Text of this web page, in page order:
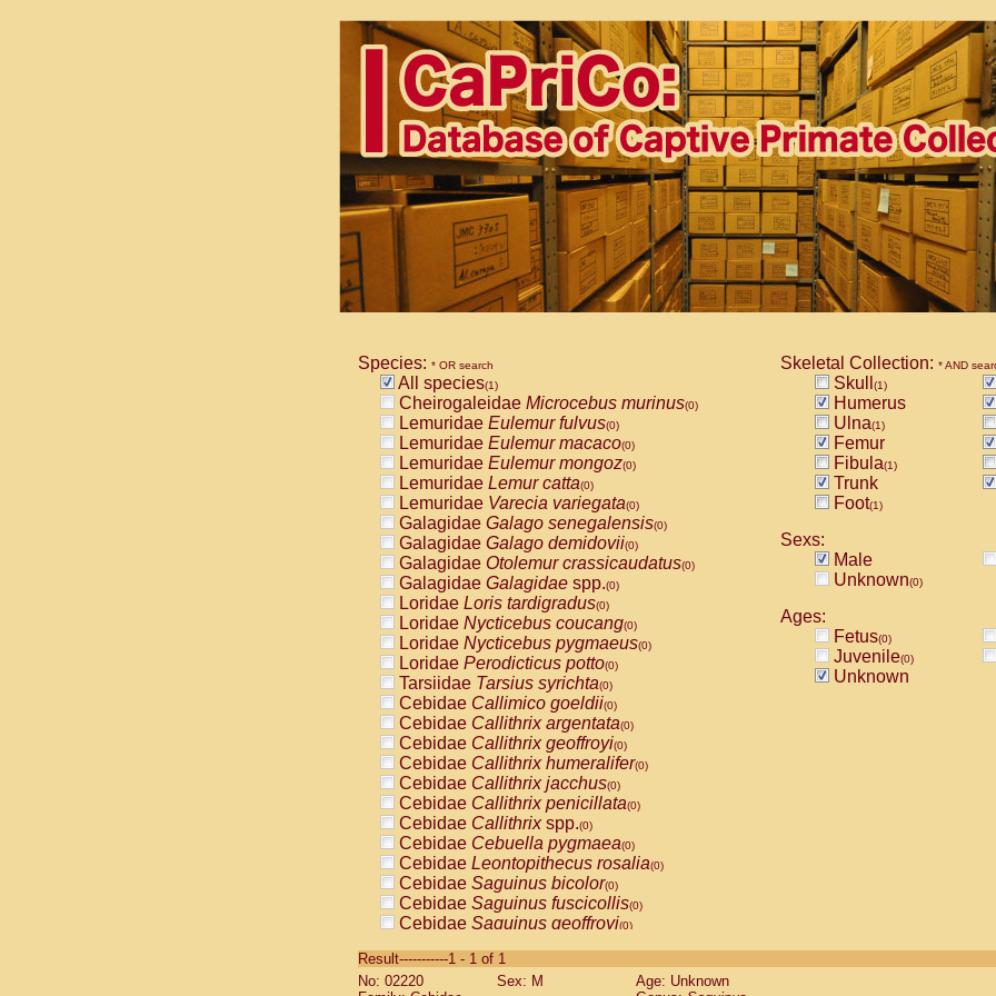
Species: * OR search
All species(1)
Cheirogaleidae Microcebus murinus(0)
Lemuridae Eulemur fulvus(0)
Lemuridae Eulemur macaco(0)
Lemuridae Eulemur mongoz(0)
Lemuridae Lemur catta(0)
Lemuridae Varecia variegata(0)
Galagidae Galago senegalensis(0)
Galagidae Galago demidovii(0)
Galagidae Otolemur crassicaudatus(0)
Galagidae Galagidae spp.(0)
Loridae Loris tardigradus(0)
Loridae Nycticebus coucang(0)
Loridae Nycticebus pygmaeus(0)
Loridae Perodicticus potto(0)
Tarsiidae Tarsius syrichta(0)
Cebidae Callimico goeldii(0)
Cebidae Callithrix argentata(0)
Cebidae Callithrix geoffroyi(0)
Cebidae Callithrix humeralifer(0)
Cebidae Callithrix jacchus(0)
Cebidae Callithrix penicillata(0)
Cebidae Callithrixspp.(0)
Cebidae Cebuella pygmaea(0)
Cebidae Leontopithecus rosalia(0)
Cebidae Saguinus bicolor(0)
Cebidae Saguinus fuscicollis(0)
Cebidae Saguinus geoffroyi(0)
CebidaeSaguinus labiatus(0)
Cebidae Saguinus leucopus (0)
Skeletal Collection: * AND
Skull (1)
Humerus
Ulna(1)
Femur
Fibula(1)
Trunk
Foot(1)
Sexs:
Male
Unknown(0)
Ages:
Fetus(0)
Juvenile(0)
Unknown
Result-----------1 - 1 of 1
No: 02220
Sex: M
Age: Unknown